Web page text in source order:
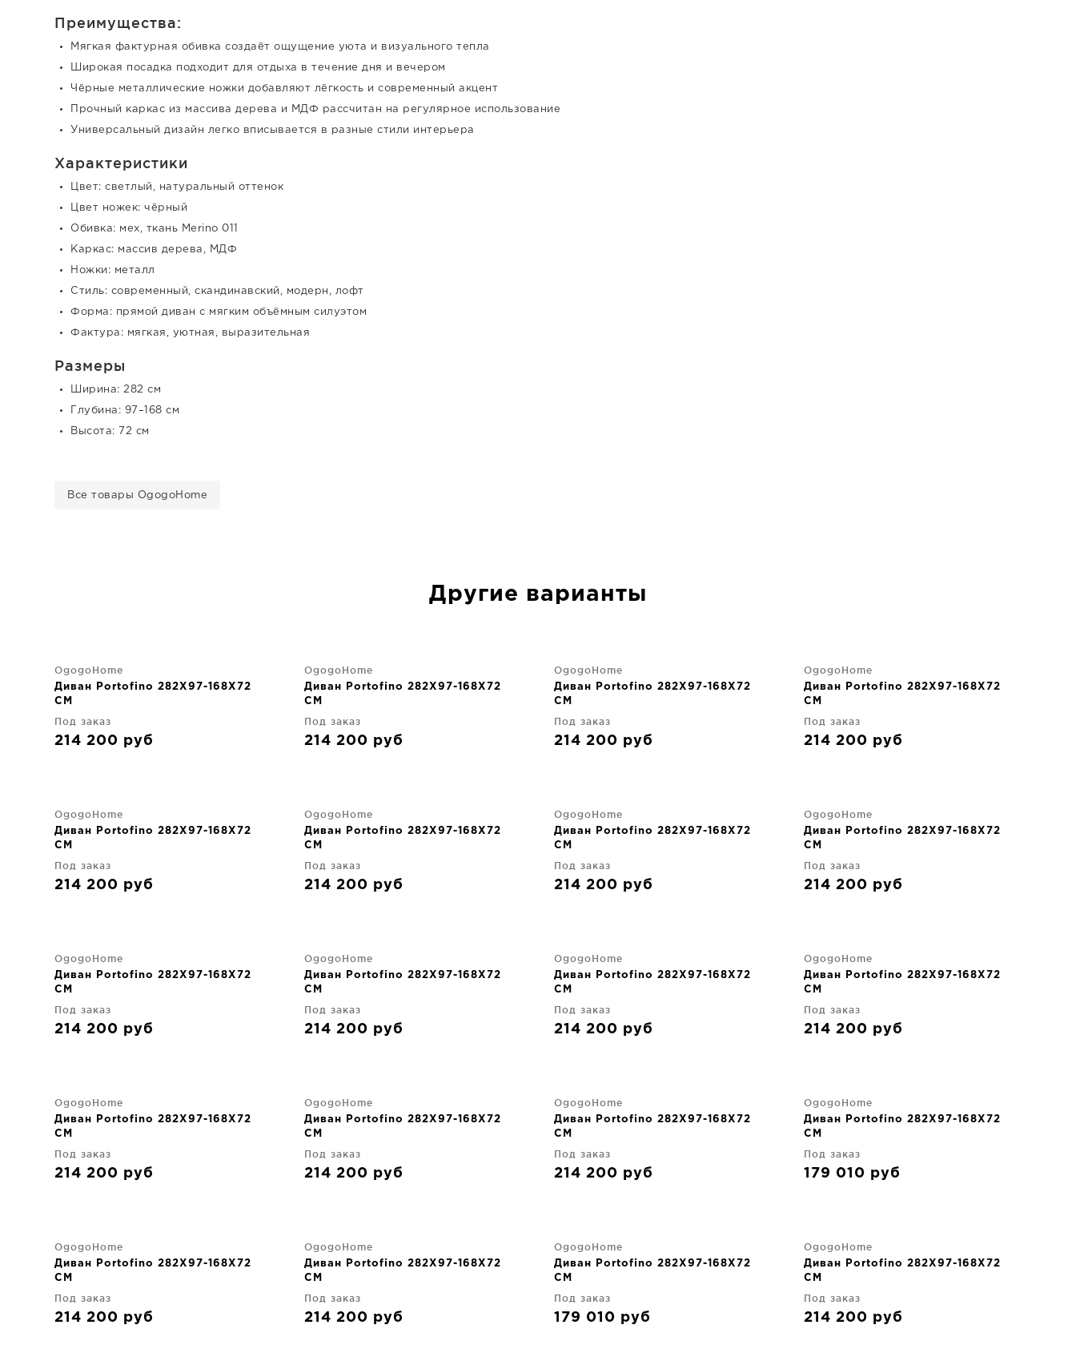
Преимущества:
Мягкая фактурная обивка создаёт ощущение уюта и визуального тепла
Широкая посадка подходит для отдыха в течение дня и вечером
Чёрные металлические ножки добавляют лёгкость и современный акцент
Прочный каркас из массива дерева и МДФ рассчитан на регулярное использование
Универсальный дизайн легко вписывается в разные стили интерьера
Характеристики
Цвет: светлый, натуральный оттенок
Цвет ножек: чёрный
Обивка: мех, ткань Merino 011
Каркас: массив дерева, МДФ
Ножки: металл
Стиль: современный, скандинавский, модерн, лофт
Форма: прямой диван с мягким объёмным силуэтом
Фактура: мягкая, уютная, выразительная
Размеры
Ширина: 282 см
Глубина: 97–168 см
Высота: 72 см
Все товары OgogoHome
Другие варианты
OgogoHome
Диван Portofino 282X97-168X72
CM
Под заказ
214 200 руб
OgogoHome
Диван Portofino 282X97-168X72
CM
Под заказ
214 200 руб
OgogoHome
Диван Portofino 282X97-168X72
CM
Под заказ
214 200 руб
OgogoHome
Диван Portofino 282X97-168X72
CM
Под заказ
214 200 руб
OgogoHome
Диван Portofino 282X97-168X72
CM
Под заказ
214 200 руб
OgogoHome
Диван Portofino 282X97-168X72
CM
Под заказ
214 200 руб
OgogoHome
Диван Portofino 282X97-168X72
CM
Под заказ
214 200 руб
OgogoHome
Диван Portofino 282X97-168X72
CM
Под заказ
214 200 руб
OgogoHome
Диван Portofino 282X97-168X72
CM
Под заказ
214 200 руб
OgogoHome
Диван Portofino 282X97-168X72
CM
Под заказ
214 200 руб
OgogoHome
Диван Portofino 282X97-168X72
CM
Под заказ
214 200 руб
OgogoHome
Диван Portofino 282X97-168X72
CM
Под заказ
214 200 руб
OgogoHome
Диван Portofino 282X97-168X72
CM
Под заказ
214 200 руб
OgogoHome
Диван Portofino 282X97-168X72
CM
Под заказ
214 200 руб
OgogoHome
Диван Portofino 282X97-168X72
CM
Под заказ
214 200 руб
OgogoHome
Диван Portofino 282X97-168X72
CM
Под заказ
179 010 руб
OgogoHome
Диван Portofino 282X97-168X72
CM
Под заказ
214 200 руб
OgogoHome
Диван Portofino 282X97-168X72
CM
Под заказ
214 200 руб
OgogoHome
Диван Portofino 282X97-168X72
CM
Под заказ
179 010 руб
OgogoHome
Диван Portofino 282X97-168X72
CM
Под заказ
214 200 руб